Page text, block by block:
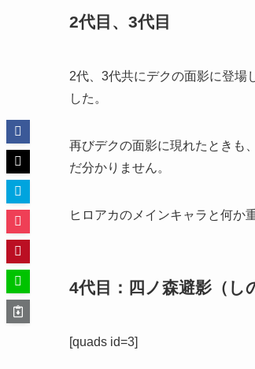
2代目、3代目
2代、3代共にデクの面影に登
した。
再びデクの面影に現れたときも
だ分かりません。
ヒロアカのメインキャラと何
4代目：四ノ森避影（し
[quads id=3]